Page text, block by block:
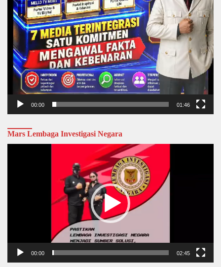
00:00 01:46
Mars Lembaga Investigasi Negara
00:00 02:45